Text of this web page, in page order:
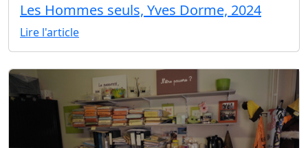
Les Hommes seuls, Yves Dorme, 2024
Lire l'article